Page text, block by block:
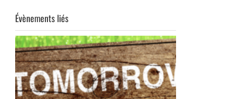
Évènements liés